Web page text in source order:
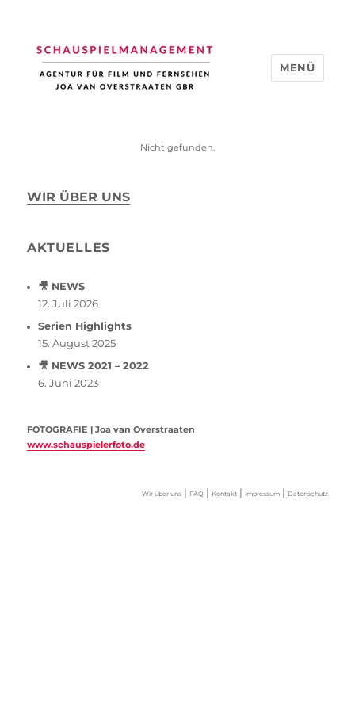
MENÜ
Nicht gefunden.
WIR ÜBER UNS
AKTUELLES
🎥 NEWS
12. Juli 2026
Serien Highlights
15. August 2025
🎥 NEWS 2021 – 2022
6. Juni 2023
FOTOGRAFIE | Joa van Overstraaten
www.schauspielerfoto.de
Wir über uns| FAQ| Kontakt| Impressum| Datenschutz